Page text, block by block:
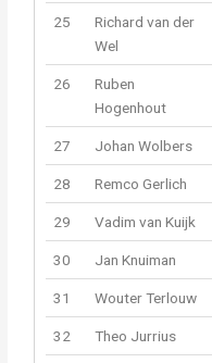
25
Richard van der
Wel
26
Ruben
Hogenhout
27 Johan Wolbers
28 Remco Gerlich
29 Vadim van Kuijk
30 Jan Knuiman
31 Wouter Terlouw
32 Theo Jurrius